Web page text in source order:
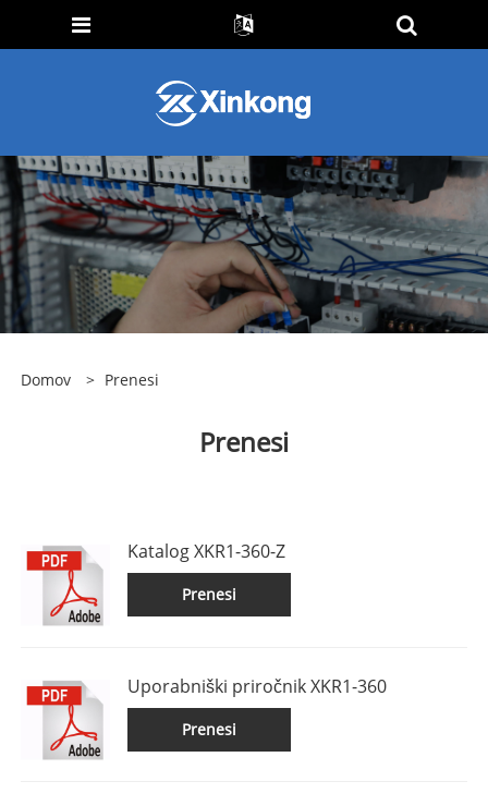
Domov > Prenesi
Prenesi
Katalog XKR1-360-Z
Prenesi
Uporabniški priročnik XKR1-360
Prenesi